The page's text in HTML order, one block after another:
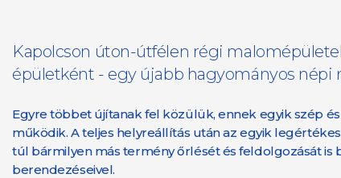
Kapolcson úton-útfélen régi
épületként - egy újabb hagyományos népi
Egyre többet újítanak fel közülük, ennek egyik szép
működik. A teljes helyreállítás után az egyik
túl bármilyen más termény őrlését és feldolgozását is
berendezéseivel.